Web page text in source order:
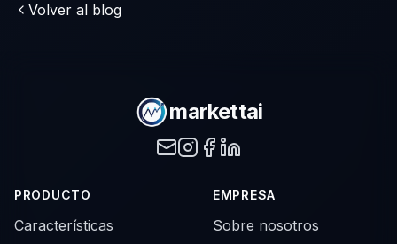
Volver al blog
markettai
PRODUCTO
Características
EMPRESA
Sobre nosotros